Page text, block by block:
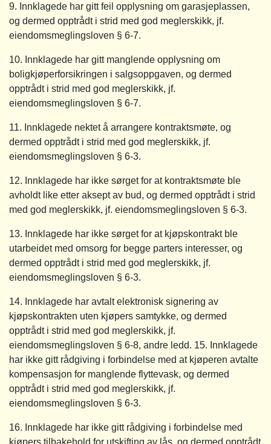
9. Innklagede har gitt feil opplysning om garasjeplassen,
og dermed opptrådt i strid med god meglerskikk, jf.
eiendomsmeglingsloven § 6-7.
10. Innklagede har gitt manglende opplysning om
boligkjøperforsikringen i salgsoppgaven, og dermed
opptrådt i strid med god meglerskikk, jf.
eiendomsmeglingsloven § 6-7.
11. Innklagede nektet å arrangere kontraktsmøte, og
dermed opptrådt i strid med god meglerskikk, jf.
eiendomsmeglingsloven § 6-3.
12. Innklagede har ikke sørget for at kontraktsmøte ble
avholdt like etter aksept av bud, og dermed opptrådt i strid
med god meglerskikk, jf. eiendomsmeglingsloven § 6-3.
13. Innklagede har ikke sørget for at kjøpskontrakt ble
utarbeidet med omsorg for begge parters interesser, og
dermed opptrådt i strid med god meglerskikk, jf.
eiendomsmeglingsloven § 6-3.
14. Innklagede har avtalt elektronisk signering av
kjøpskontrakten uten kjøpers samtykke, og dermed
opptrådt i strid med god meglerskikk, jf.
eiendomsmeglingsloven § 6-8, andre ledd. 15. Innklagede
har ikke gitt rådgiving i forbindelse med at kjøperen avtalte
kompensasjon for manglende flyttevask, og dermed
opptrådt i strid med god meglerskikk, jf.
eiendomsmeglingsloven § 6-3.
16. Innklagede har ikke gitt rådgiving i forbindelse med
kjøpers tilbakehold for utskifting av lås, og dermed opptrådt